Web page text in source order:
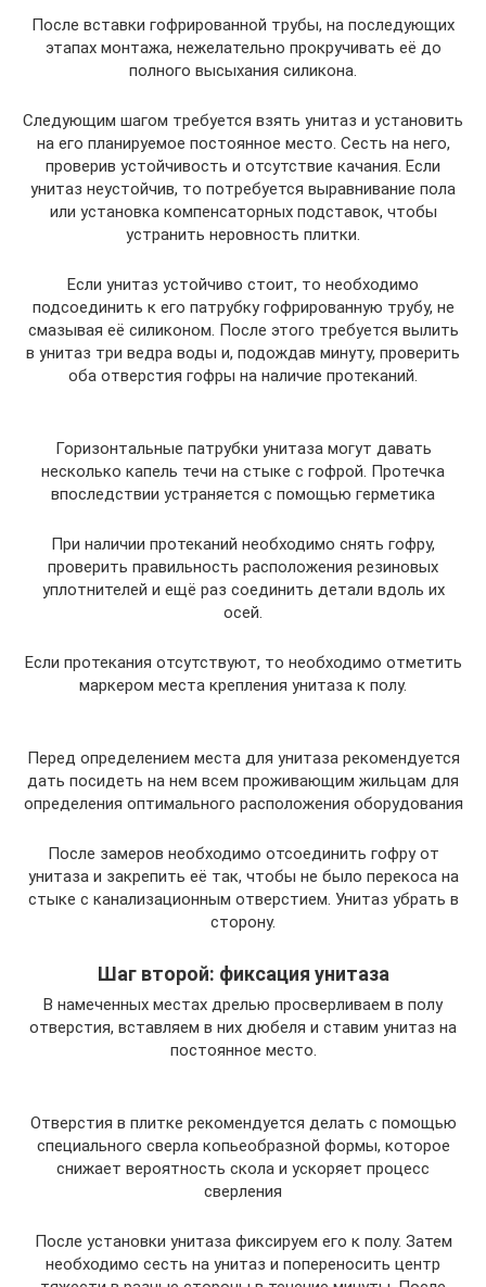
После вставки гофрированной трубы, на последующих
этапах монтажа, нежелательно прокручивать её до
полного высыхания силикона.
Следующим шагом требуется взять унитаз и установить
на его планируемое постоянное место. Сесть на него,
проверив устойчивость и отсутствие качания. Если
унитаз неустойчив, то потребуется выравнивание пола
или установка компенсаторных подставок, чтобы
устранить неровность плитки.
Если унитаз устойчиво стоит, то необходимо
подсоединить к его патрубку гофрированную трубу, не
смазывая её силиконом. После этого требуется вылить
в унитаз три ведра воды и, подождав минуту, проверить
оба отверстия гофры на наличие протеканий.
Горизонтальные патрубки унитаза могут давать
несколько капель течи на стыке с гофрой. Протечка
впоследствии устраняется с помощью герметика
При наличии протеканий необходимо снять гофру,
проверить правильность расположения резиновых
уплотнителей и ещё раз соединить детали вдоль их
осей.
Если протекания отсутствуют, то необходимо отметить
маркером места крепления унитаза к полу.
Перед определением места для унитаза рекомендуется
дать посидеть на нем всем проживающим жильцам для
определения оптимального расположения оборудования
После замеров необходимо отсоединить гофру от
унитаза и закрепить её так, чтобы не было перекоса на
стыке с канализационным отверстием. Унитаз убрать в
сторону.
Шаг второй: фиксация унитаза
В намеченных местах дрелью просверливаем в полу
отверстия, вставляем в них дюбеля и ставим унитаз на
постоянное место.
Отверстия в плитке рекомендуется делать с помощью
специального сверла копьеобразной формы, которое
снижает вероятность скола и ускоряет процесс
сверления
После установки унитаза фиксируем его к полу. Затем
необходимо сесть на унитаз и попереносить центр